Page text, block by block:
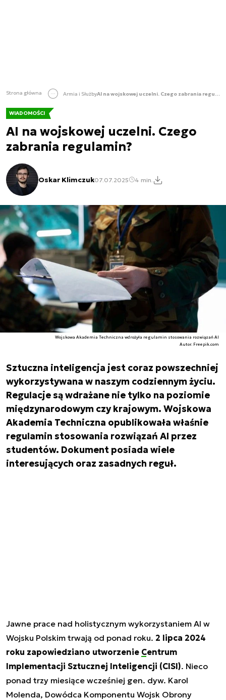
Strona główna Armia i Służby AI na wojskowej uczelni. Czego zabrania regulamin?
WIADOMOŚCI
AI na wojskowej uczelni. Czego
zabrania regulamin?
Oskar Klimczuk07.07.2025 4 min.
Wojskowa Akademia Techniczna wdrożyła regulamin stosowania rozwiązań AI
Autor. Freepik.com
Sztuczna inteligencja jest coraz powszechniej
wykorzystywana w naszym codziennym życiu.
Regulacje są wdrażane nie tylko na poziomie
międzynarodowym czy krajowym. Wojskowa
Akademia Techniczna opublikowała właśnie
regulamin stosowania rozwiązań AI przez
studentów. Dokument posiada wiele
interesujących oraz zasadnych reguł.
Jawne prace nad holistycznym wykorzystaniem AI w
Wojsku Polskim trwają od ponad roku. 2 lipca 2024
roku zapowiedziano utworzenie Centrum
Implementacji Sztucznej Inteligencji (CISI). Nieco
ponad trzy miesiące wcześniej gen. dyw. Karol
Molenda, Dowódca Komponentu Wojsk Obrony